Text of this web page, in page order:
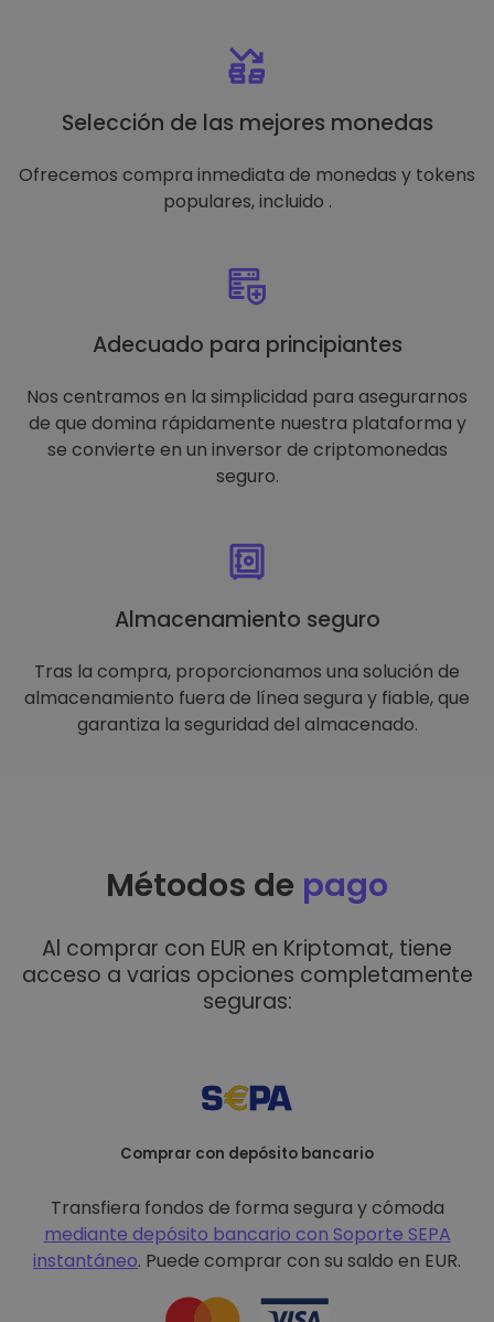
Selección de las mejores monedas
Ofrecemos compra inmediata de monedas y tokens
populares, incluido .
Adecuado para principiantes
Nos centramos en la simplicidad para asegurarnos
de que domina rápidamente nuestra plataforma y
se convierte en un inversor de criptomonedas
seguro.
Almacenamiento seguro
Tras la compra, proporcionamos una solución de
almacenamiento fuera de línea segura y fiable, que
garantiza la seguridad del almacenado.
Métodos de pago
Al comprar con EUR en Kriptomat, tiene
acceso a varias opciones completamente
seguras:
Comprar con depósito bancario
Transfiera fondos de forma segura y cómoda
mediante depósito bancario con Soporte SEPA
instantáneo. Puede comprar con su saldo en EUR.